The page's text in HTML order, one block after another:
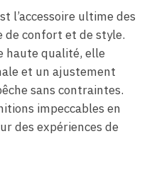
l’accessoire ultime des
de confort et de style.
haute qualité, elle
et un ajustement
sans contraintes.
impeccables en
des expériences de